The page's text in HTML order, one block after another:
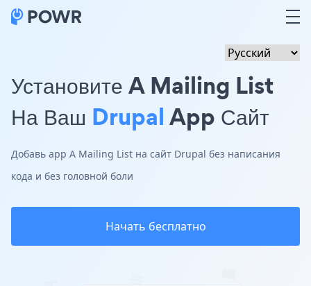
Установите A Mailing List
На Ваш DrupalApp Сайт
Добавь app A Mailing List на сайт Drupal без написания
кода и без головной боли
Начать бесплатно